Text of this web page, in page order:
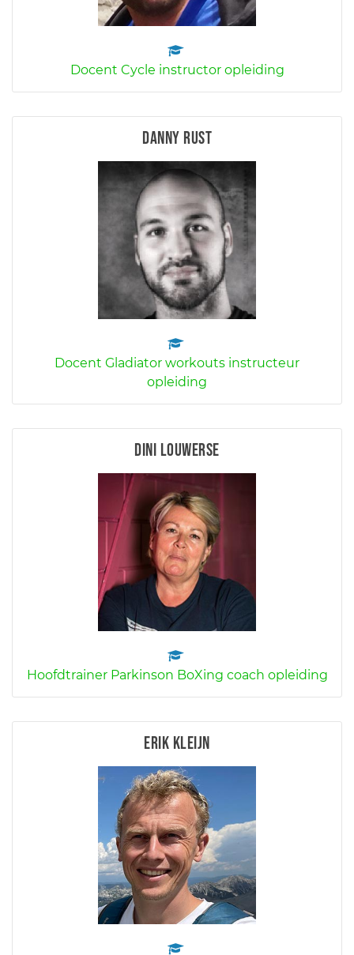
Docent Cycle instructor opleiding
Danny Rust
Docent Gladiator workouts instructeur
opleiding
Dini Louwerse
Hoofdtrainer Parkinson BoXing coach opleiding
Erik Kleijn